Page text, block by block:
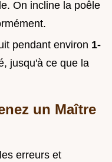
On incline la poêle
pendant environ 1-
jusqu'à ce que la
un Maître
erreurs et